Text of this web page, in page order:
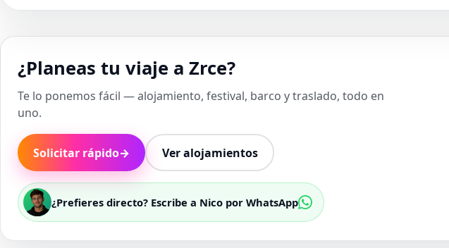
¿Planeas tu viaje a Zrce?
Te lo ponemos fácil — alojamiento, festival, barco y traslado, todo en
uno.
Solicitar rápido→ Ver alojamientos
¿Prefieres directo? Escribe a Nico por WhatsApp